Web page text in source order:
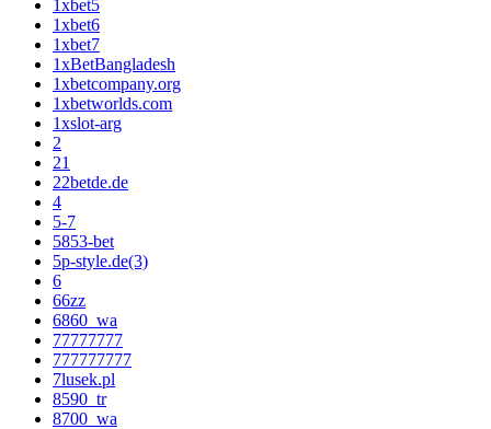
1xbet5
1xbet6
1xbet7
1xBetBangladesh
1xbetcompany.org
1xbetworlds.com
1xslot-arg
2
21
22betde.de
4
5-7
5853-bet
5p-style.de(3)
6
66zz
6860_wa
77777777
777777777
7lusek.pl
8590_tr
8700_wa